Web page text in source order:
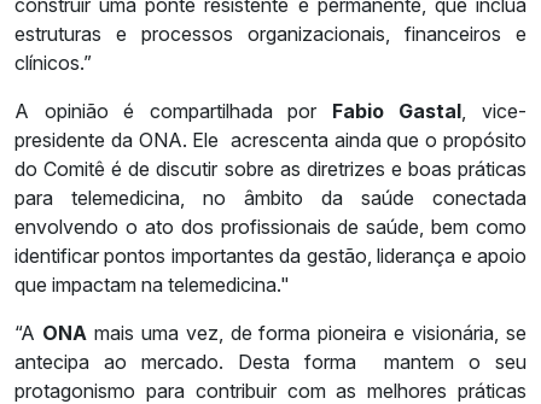
construir uma ponte resistente e permanente, que inclua
estruturas e processos organizacionais, financeiros e
clínicos.”
A opinião é compartilhada por Fabio Gastal, vice-
presidente da ONA. Ele acrescenta ainda que o propósito
do Comitê é de discutir sobre as diretrizes e boas práticas
para telemedicina, no âmbito da saúde conectada
envolvendo o ato dos profissionais de saúde, bem como
identificar pontos importantes da gestão, liderança e apoio
que impactam na telemedicina."
“A ONAmais uma vez, de forma pioneira e visionária, se
antecipa ao mercado. Desta forma mantem o seu
protagonismo para contribuir com as melhores práticas